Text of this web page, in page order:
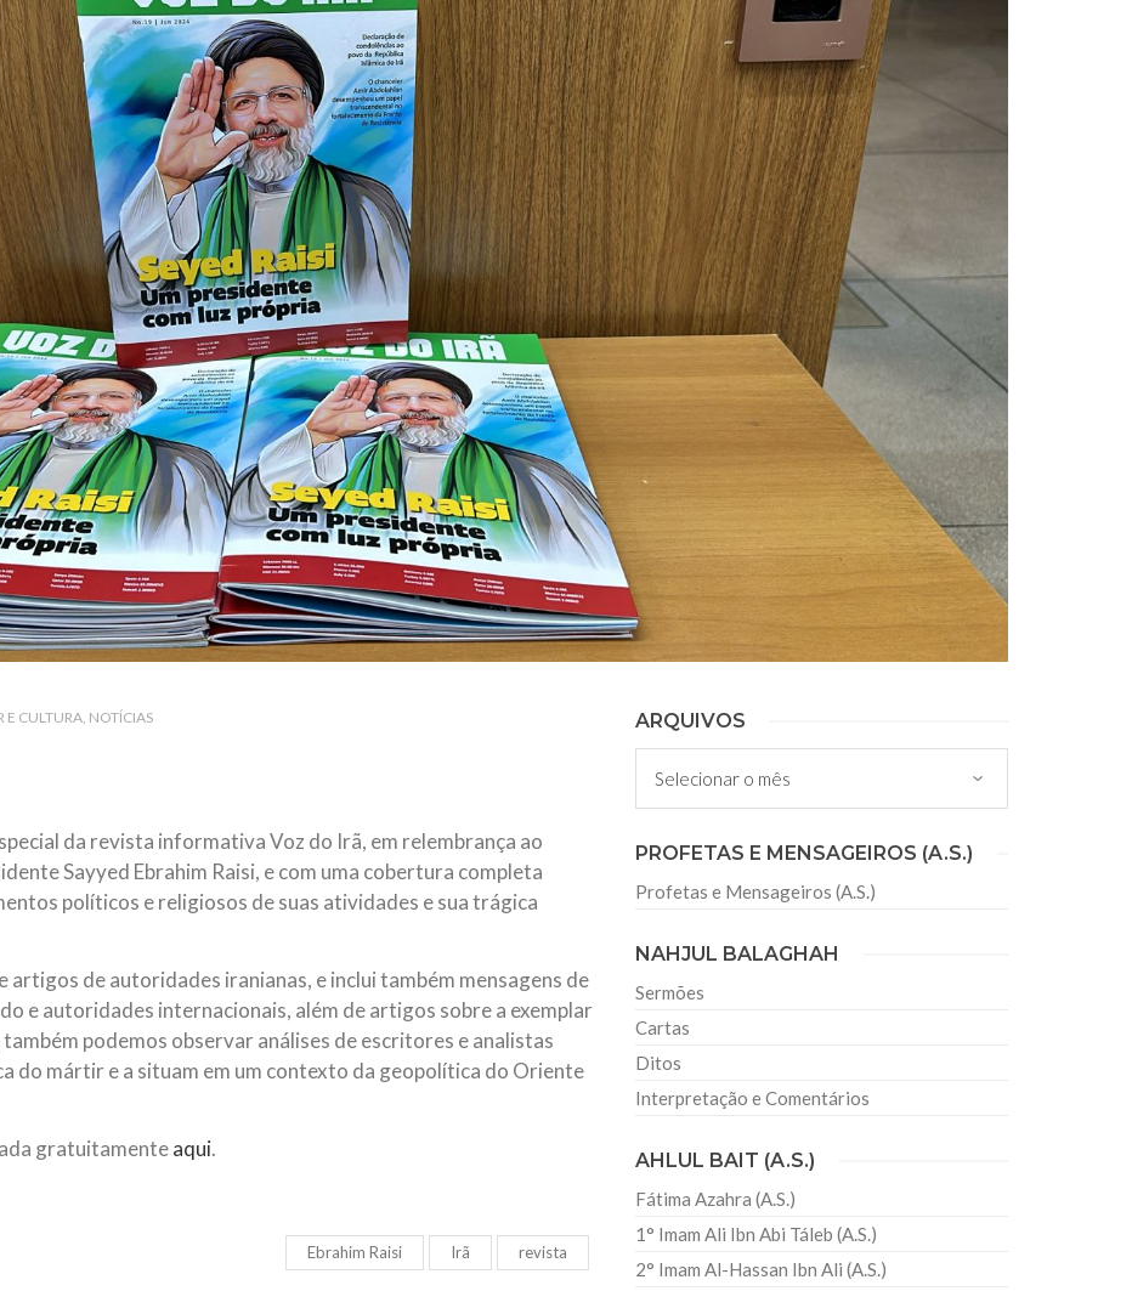
(A.S.)
Diante da data em que
o Imam Ali Ibn Al-
por “Zein Al-Ábidin” (Formosura
3 DE JULHO DE 2014
Centro Islâmico no Brasil recebe o ex-ministro das
Relações Exteriores da República Islâmica do Irã
Na noite da quinta-feira, 03 de Abril, o Centro Islâmico no Brasil recebeu em sua
sede, em São Paulo, o ex-ministro das Relações Exteriores da República Islâmica
do Irã, Sr. Kamal Kharrazi, que encontra-se visitando
E CULTURA NOTÍCIAS
da revista informativa Voz do Irã, em relembrança ao
Sayyed Ebrahim Raisi, e com uma cobertura completa
políticos e religiosos de suas atividades e sua trágica
de autoridades iranianas, e inclui também mensagens de
e autoridades internacionais, além de artigos sobre a exemplar
podemos observar análises de escritores e analistas
do mártir e a situam em um contexto da geopolítica do Oriente
gratuitamenteaqui.
Ebrahim Raisi Irã revista
ARQUIVOS
Arquivos
PROFETAS E MENSAGEIROS (A.S.)
Profetas e Mensageiros (A.S.)
NAHJUL BALAGHAH
Sermões
Cartas
Ditos
Interpretação e Comentários
AHLUL BAIT (A.S.)
Fátima Azahra (A.S.)
1° Imam Ali Ibn Abi Táleb (A.S.)
2° Imam Al-Hassan Ibn Ali (A.S.)